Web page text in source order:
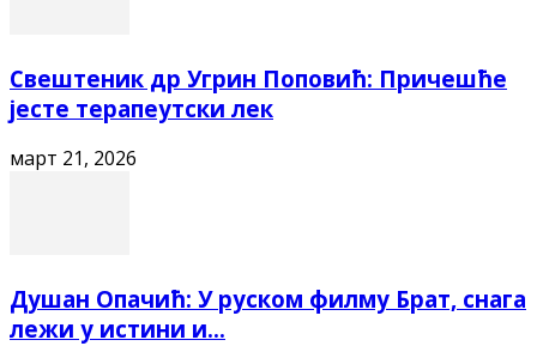
Свештеник др Угрин Поповић: Причешће
јесте терапеутски лек
март 21, 2026
Душан Опачић: У руском филму Брат, снага
лежи у истини и...